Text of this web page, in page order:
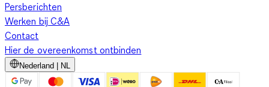
Persberichten
Werken bij C&A
Contact
Hier de overeenkomst ontbinden
Nederland | NL